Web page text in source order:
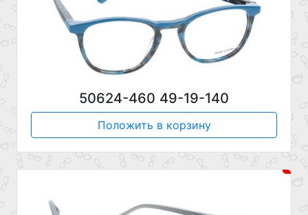
50624-460 49-19-140
Положить в корзину